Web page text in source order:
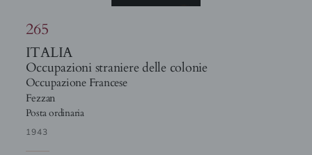
265
ITALIA
Occupazioni straniere delle colonie
Occupazione Francese
Fezzan
Posta ordinaria
1943